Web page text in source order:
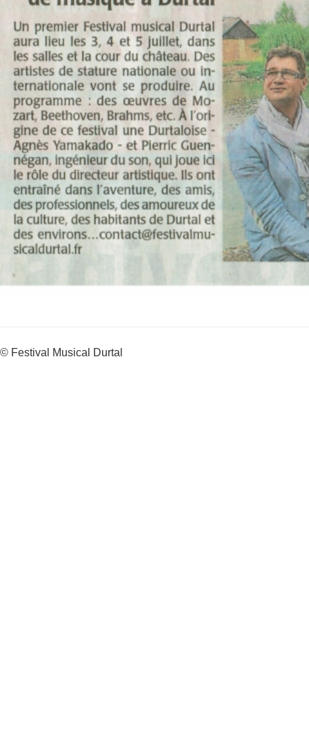
© Festival Musical Durtal